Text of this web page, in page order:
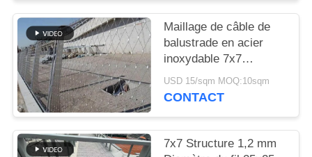
Maillage de câble de
balustrade en acier
inoxydable 7x7
personnalisé avec
ouverture de maillage
2,0 mm
USD 15/sqm MOQ:10sqm
CONTACT
7x7 Structure 1,2 mm